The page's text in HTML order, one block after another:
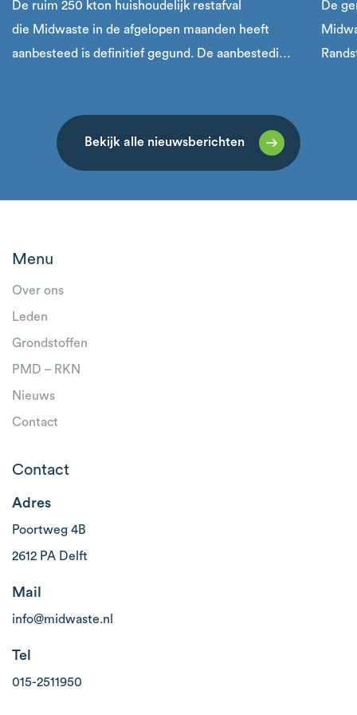
De ruim 250 kton huishoudelijk restafval
die Midwaste in de afgelopen maanden heeft
aanbesteed is definitief gegund. De aanbesteding
De
Bekijk alle nieuwsberichten
Menu
Over ons
Leden
Grondstoffen
PMD – RKN
Nieuws
Contact
Contact
Adres
Poortweg 4B
2612 PA Delft
Mail
info@midwaste.nl
Tel
015-2511950